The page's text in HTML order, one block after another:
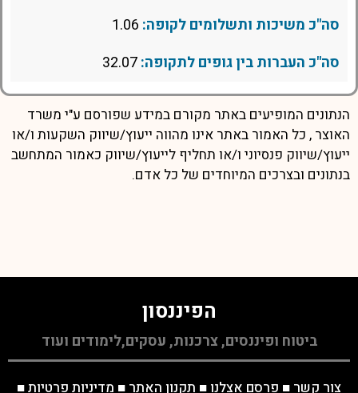
סה"כ משיכות ותשלומים לקופה:
סה"כ העברות בין גופים לתקופה:
הנתונים המופיעים באתר מקורם במידע שפורסם ע"י משרד
האוצר , כל האמור באתר אינו מהווה ייעוץ/שיווק השקעות ו/או
ייעוץ/שיווק פנסיוני ו/או תחליף לייעוץ/שיווק כאמור המתחשב
בנתונים ובצרכים המיוחדים של כל אדם.
הפיננסון
ביטוח ופיננסים, צרכנות, עסקים,לימודים ועוד
צור קשר ■ פרסם אצלנו ■ תקנון האתר ■ מדיניות פרטיות■